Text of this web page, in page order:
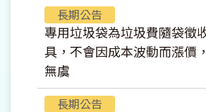
長期公告
專用垃圾袋為垃圾費隨袋徵
具，不會因成本波動而漲價
無虞
長期公告